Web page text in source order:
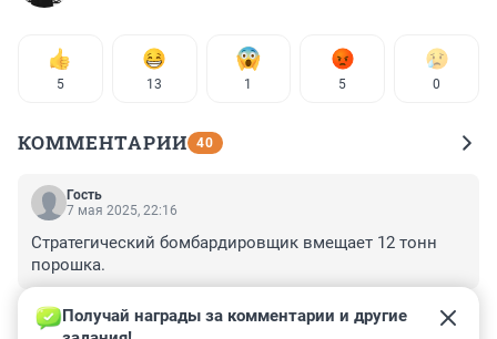
5 13 1 5 0
КОММЕНТАРИИ 40
Гость
7 мая 2025, 22:16
Стратегический бомбардировщик вмещает 12 тонн
порошка.
–0
Получай награды за комментарии и другие